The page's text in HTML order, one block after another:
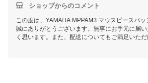
ショップからのコメント
この度は、YAMAHA MPPAM3 マウスピースパッ
誠にありがとうございます。無事にお手元に届
く思います。また、配送についてもご満足いただ